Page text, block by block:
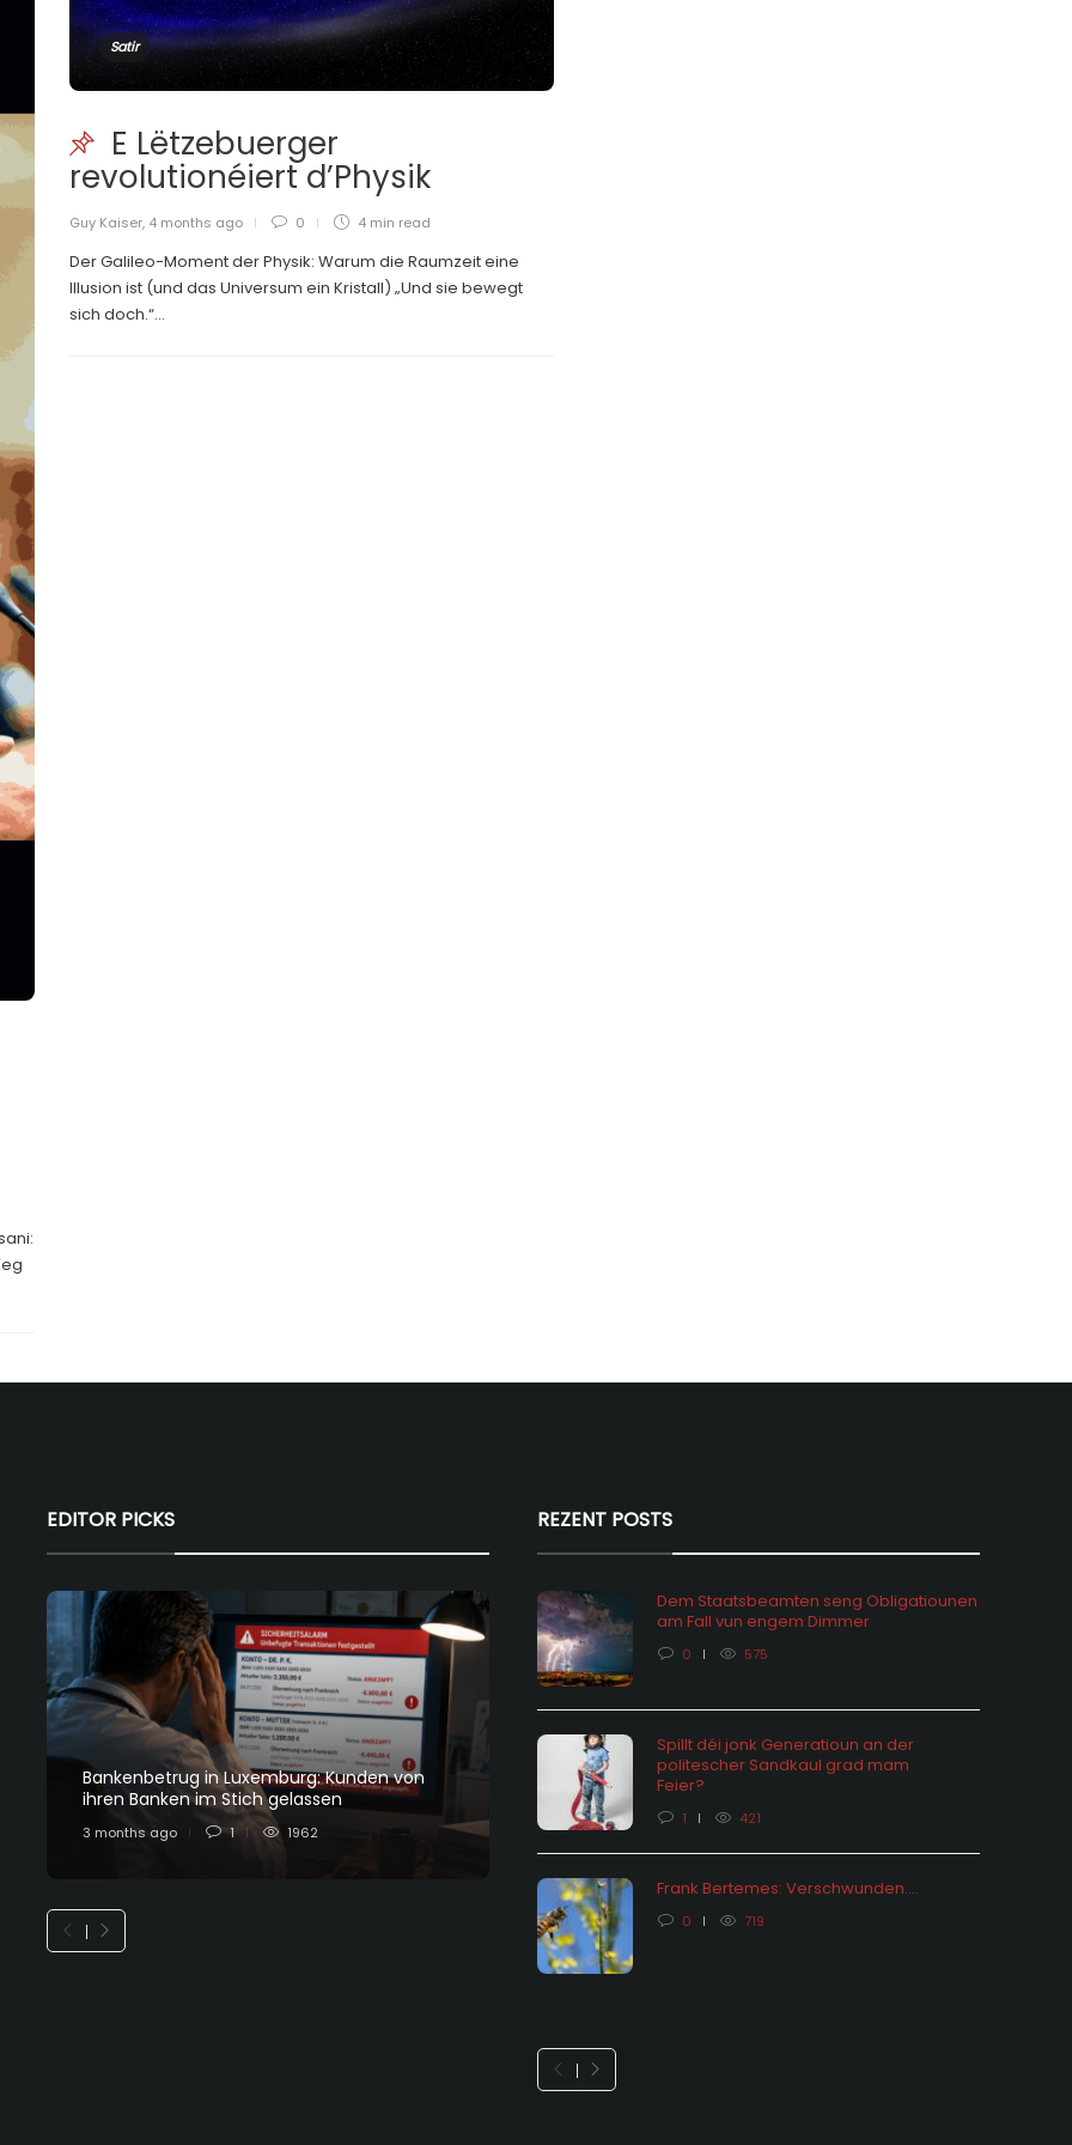
Satir
E Lëtzebuerger
revolutionéiert d’Physik
Guy Kaiser, 4 months ago 0 4 min read
Der Galileo-Moment der Physik: Warum die Raumzeit eine
Illusion ist (und das Universum ein Kristall) „Und sie bewegt
sich doch.“...
EDITOR PICKS
Bankenbetrug in Luxemburg: Kunden von
ihren Banken im Stich gelassen
3 months ago 1 1962
Chômage: vu Statistiken an hire
Lektiounen
7 months ago
REZENT POSTS
Dem Staatsbeamten seng Obligatiounen
am Fall vun engem Dimmer
0 575
Spillt déi jonk Generatioun an der
politescher Sandkaul grad mam
Feier?
1 421
Frank Bertemes: Verschwunden….
0 719